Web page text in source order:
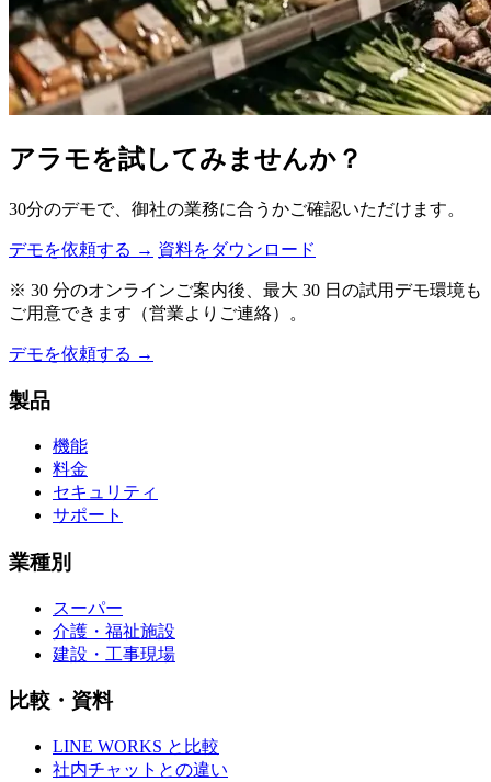
アラモを試してみませんか？
30分のデモで、御社の業務に合うかご確認いただけます。
デモを依頼する → 資料をダウンロード
※ 30 分のオンラインご案内後、最大 30 日の試用デモ環境も
ご用意できます（営業よりご連絡）。
デモを依頼する →
製品
機能
料金
セキュリティ
サポート
業種別
スーパー
介護・福祉施設
建設・工事現場
比較・資料
LINE WORKS と比較
社内チャットとの違い